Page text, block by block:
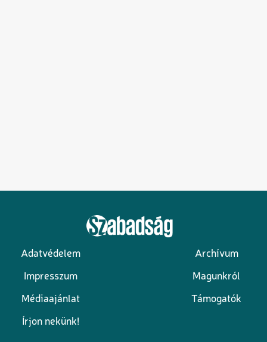
Lábléc
Adatvédelem Archívum
Impresszum Magunkról
Médiaajánlat Támogatók
Írjon nekünk!